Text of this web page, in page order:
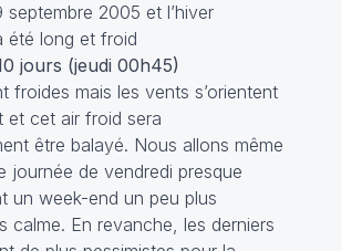
septembre 2005 et l’hiver
été long et froid
jours (jeudi 00h45)
froides mais les vents s’orientent
et cet air froid sera
être balayé. Nous allons même
journée de vendredi presque
un week-end un peu plus
calme. En revanche, les derniers